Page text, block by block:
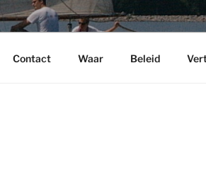
Contact Waar Beleid